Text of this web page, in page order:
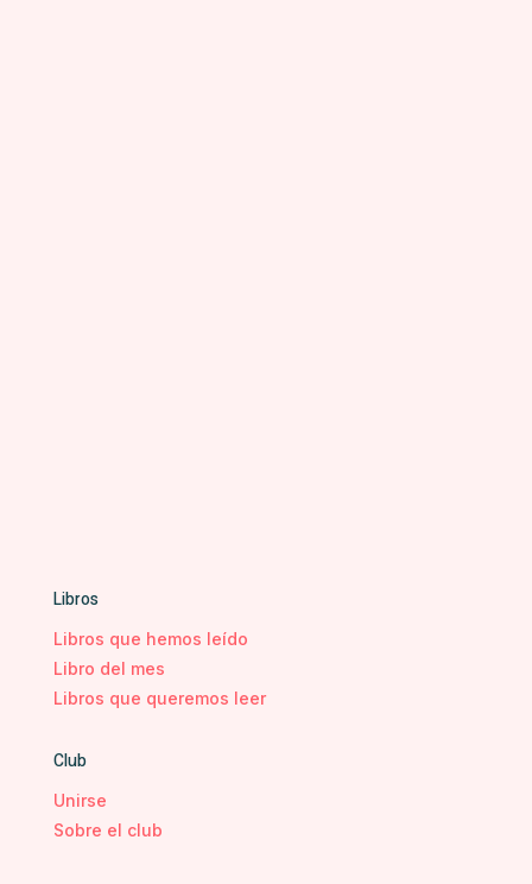
Libros
Libros que hemos leído
Libro del mes
Libros que queremos leer
Club
Unirse
Sobre el club